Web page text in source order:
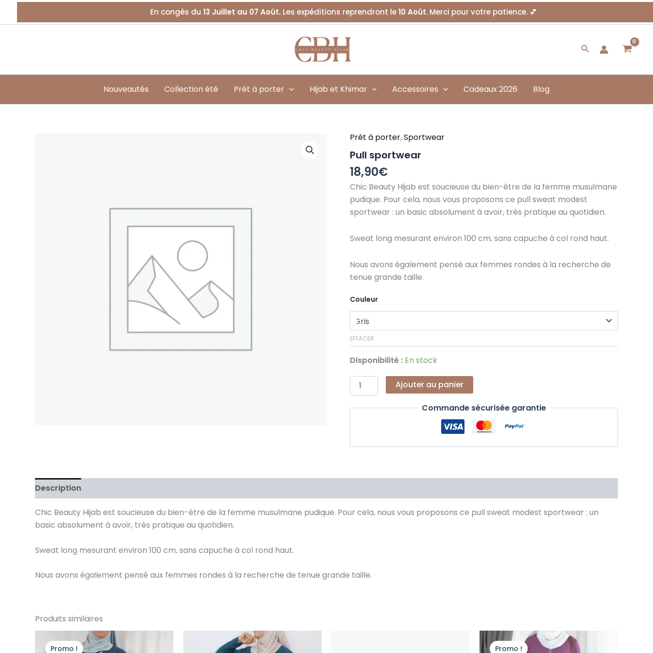
En congés du 13 Juillet au 07 Août. Les expéditions reprendront le10 Août. Merci pour votre patience. 💕
Rechercher
Nouveautés Collection été Prêt à porter Hijab et Khimar Accessoires Cadeaux 2026 Blog
Prêt à porter,Sportwear
Pull sportwear
18,90€
Chic Beauty Hijab est soucieuse du bien-être de la femme musulmane
pudique. Pour cela, nous vous proposons ce pull sweat modest
sportwear : un basic absolument à avoir, très pratique au quotidien.
Sweat long mesurant environ 100 cm, sans capuche à col rond haut.
Nous avons également pensé aux femmes rondes à la recherche de
tenue grande taille.
Couleur
EFFACER
Disponibilité : En stock
quantité
Pull
sportwear
Ajouter au panier
Commande sécurisée garantie
Description
Chic Beauty Hijab est soucieuse du bien-être de la femme musulmane pudique. Pour cela, nous vous proposons ce pull sweat modest sportwear : un
basic absolument à avoir, très pratique au quotidien.
Sweat long mesurant environ 100 cm, sans capuche à col rond haut.
Nous avons également pensé aux femmes rondes à la recherche de tenue grande taille.
Produits similaires
Promo !
Promo !
prix
Le
prix
Ce
produit
Ce
produit
Promo !
Promo !
Le
prix
Le
prix
Ce
produit